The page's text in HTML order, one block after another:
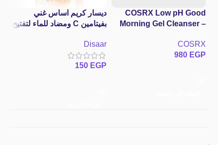
COSRX Low pH Good
Morning Gel Cleanser –
الكوري الجل بمعامل حموضة
COSRX
980 EGP
ديسار كريم اساس غني
بفيتامين C ومضاد للماء لتفتيح
Disaar
150 EGP